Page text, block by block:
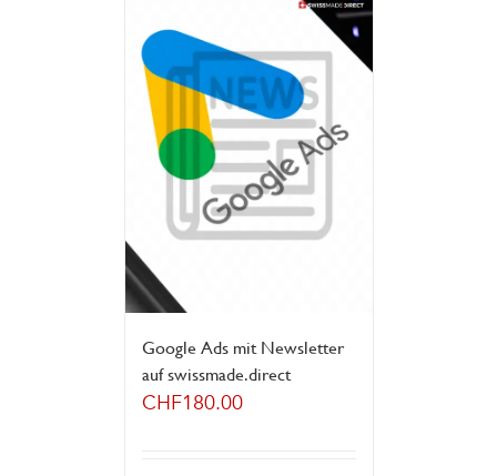
Google Ads mit Newsletter
auf swissmade.direct
CHF180.00